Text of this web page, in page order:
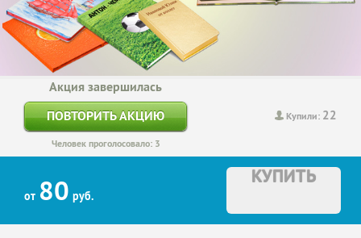
Купили: 22
Акция завершилась
ПОВТОРИТЬ АКЦИЮ
Человек проголосовало: 3
от 80 руб.
КУПИТЬ